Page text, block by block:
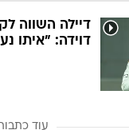
דיילה השווה
דוידה: "איתו
עוד